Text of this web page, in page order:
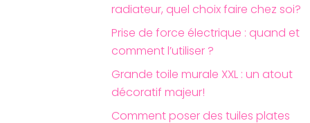
radiateur, quel choix faire chez soi?
Prise de force électrique : quand et
comment l’utiliser ?
Grande toile murale XXL : un atout
décoratif majeur!
Comment poser des tuiles plates